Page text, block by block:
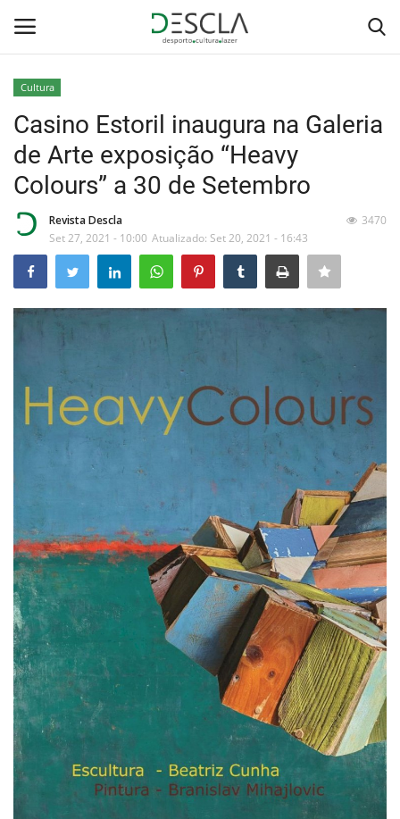
Home
Desporto
Sobre Nós
Educação
Estatuto Editorial
Saúde
Ficha técnica
Cultura
Lazer
Ambiente
Cultura
Casino Estoril inaugura na Galeria
de Arte exposição “Heavy
Colours” a 30 de Setembro
Revista Descla
Set 27, 2021 - 10:00 Atualizado: Set 20, 2021 - 16:43
3470